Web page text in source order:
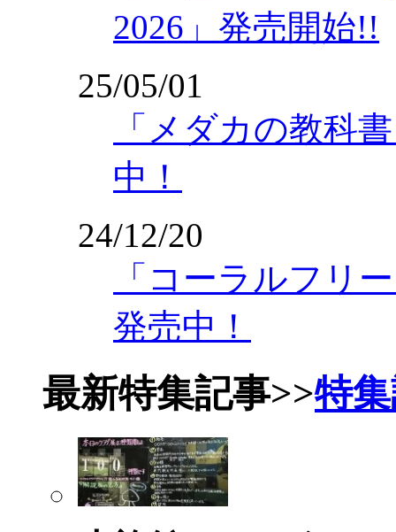
2026」発売開始!!
25/05/01
「メダカの教科
中！
24/12/20
「コーラルフリ
発売中！
最新特集記事>>特